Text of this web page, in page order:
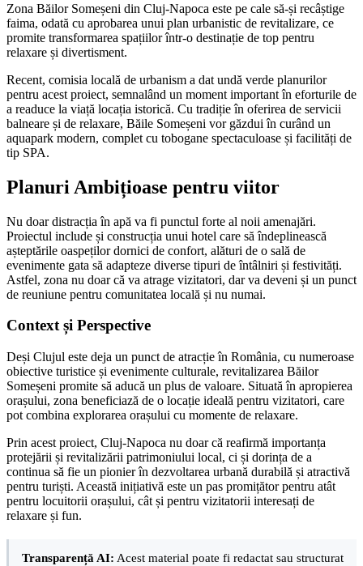
Zona Băilor Someșeni din Cluj-Napoca este pe cale să-și recâștige
faima, odată cu aprobarea unui plan urbanistic de revitalizare, ce
promite transformarea spațiilor într-o destinație de top pentru
relaxare și divertisment.
Recent, comisia locală de urbanism a dat undă verde planurilor
pentru acest proiect, semnalând un moment important în eforturile de
a readuce la viață locația istorică. Cu tradiție în oferirea de servicii
balneare și de relaxare, Băile Someșeni vor găzdui în curând un
aquapark modern, complet cu tobogane spectaculoase și facilități de
tip SPA.
Planuri Ambițioase pentru viitor
Nu doar distracția în apă va fi punctul forte al noii amenajări.
Proiectul include și construcția unui hotel care să îndeplinească
așteptările oaspeților dornici de confort, alături de o sală de
evenimente gata să adapteze diverse tipuri de întâlniri și festivități.
Astfel, zona nu doar că va atrage vizitatori, dar va deveni și un punct
de reuniune pentru comunitatea locală și nu numai.
Context și Perspective
Deși Clujul este deja un punct de atracție în România, cu numeroase
obiective turistice și evenimente culturale, revitalizarea Băilor
Someșeni promite să aducă un plus de valoare. Situată în apropierea
orașului, zona beneficiază de o locație ideală pentru vizitatori, care
pot combina explorarea orașului cu momente de relaxare.
Prin acest proiect, Cluj-Napoca nu doar că reafirmă importanța
protejării și revitalizării patrimoniului local, ci și dorința de a
continua să fie un pionier în dezvoltarea urbană durabilă și atractivă
pentru turiști. Această inițiativă este un pas promițător pentru atât
pentru locuitorii orașului, cât și pentru vizitatorii interesați de
relaxare și fun.
Transparență AI: Acest material poate fi redactat sau structurat